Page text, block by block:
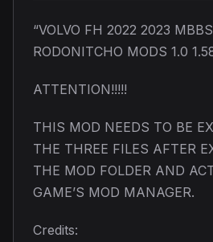
“VOLVO FH 2022 2023
RODONITCHO MODS 1.0
ATTENTION!!!!!
THIS MOD NEEDS TO BE
THE THREE FILES AFTER
THE MOD FOLDER AND
GAME’S MOD MANAGER.
Credits: